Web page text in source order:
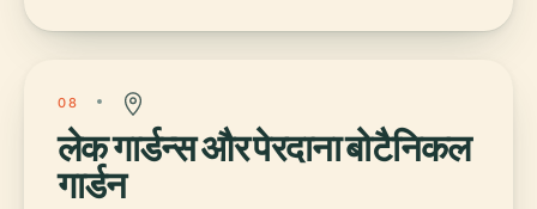
08
लेक गार्डन्स और पेरदाना बोटैनिकल
गार्डन